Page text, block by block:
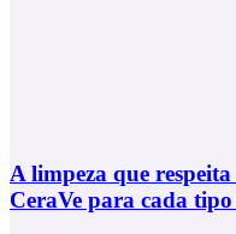
A limpeza que
CeraVe para cada tipo